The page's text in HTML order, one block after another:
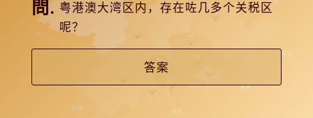
粤港澳大湾区内，存在咗几多个关税区
呢？
答案